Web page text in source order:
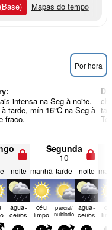
(Base) Mapas do tempo
Por hora
intensa na Seg à noite.
tarde, mín 16°C na Seg à
fraco.
Segunda
10
noite manhã tarde noite
agua­
ceiros
céu
limpo
parcial/
nublado
agua­
ceiros